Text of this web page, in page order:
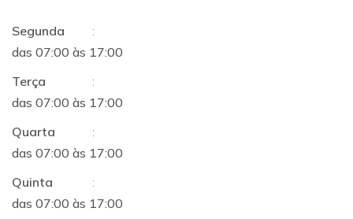
Segunda
:
das 07:00 às 17:00
Terça
:
das 07:00 às 17:00
Quarta
:
das 07:00 às 17:00
Quinta
:
das 07:00 às 17:00